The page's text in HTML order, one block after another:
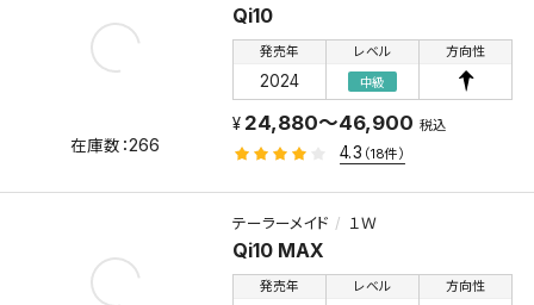
Qi10
発売年
2024
レベル
中級
方向性
266
24,880～46,900 税込
4.3 （18件）
テーラーメイド １Ｗ
Qi10 MAX
発売年 レベル 方向性